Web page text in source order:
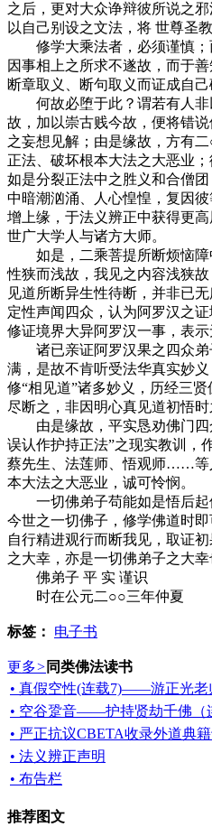
之后，更对大众诤辩彼所说之
以自己别设之文法，将 世尊圣
修学大乘法者，必须谨慎；而
因事相上之所求不遂故，而于
断章取义、断句取义而证成自
何故必堕于此？谓若有人非
故，加以崇古贱今故，便将错
之妄想见解；由是缘故，方有
正法、破坏根本大法之大恶业
如是分裂正法中之胜义和合僧
中暗潮汹涌、人心惶惶，复因
增上缘，于法义辨正中获得更
世广大学人与诸方大师。
如是，二乘菩提所断烦恼障
性狭而浅故，我见之内容浅狭
见道所断异生性待断，并非已
定性声闻四众，认为阿罗汉之
修证境界大异阿罗汉一事，表
诸已亲证阿罗汉果之四众弟
满，是故不肯听受法华真实妙
修“相见道”诸多妙义，历经三
尽断之，非因明心真见道初悟时
由是缘故，平实恳劝佛门四
误认作护持正法”之现实教训，
蔡先生、法莲师、悟观师……等
本大法之大恶业，诚可怜悯。
一切佛弟子苟能如是悟后起
今世之一切佛子，修学佛道时
自行精进观行而断我见，取证
之大幸，亦是一切佛弟子之大
佛弟子 平 实 谨识
时在公元二○○三年仲夏
标签： 电子书
更多> 同类佛法读书
• 真假空性(连载7)——游正光老
• 空谷跫音——护持贤劫千佛
• 严正抗议CBETA收录外道典
• 法义辨正声明
• 布告栏
推荐图文